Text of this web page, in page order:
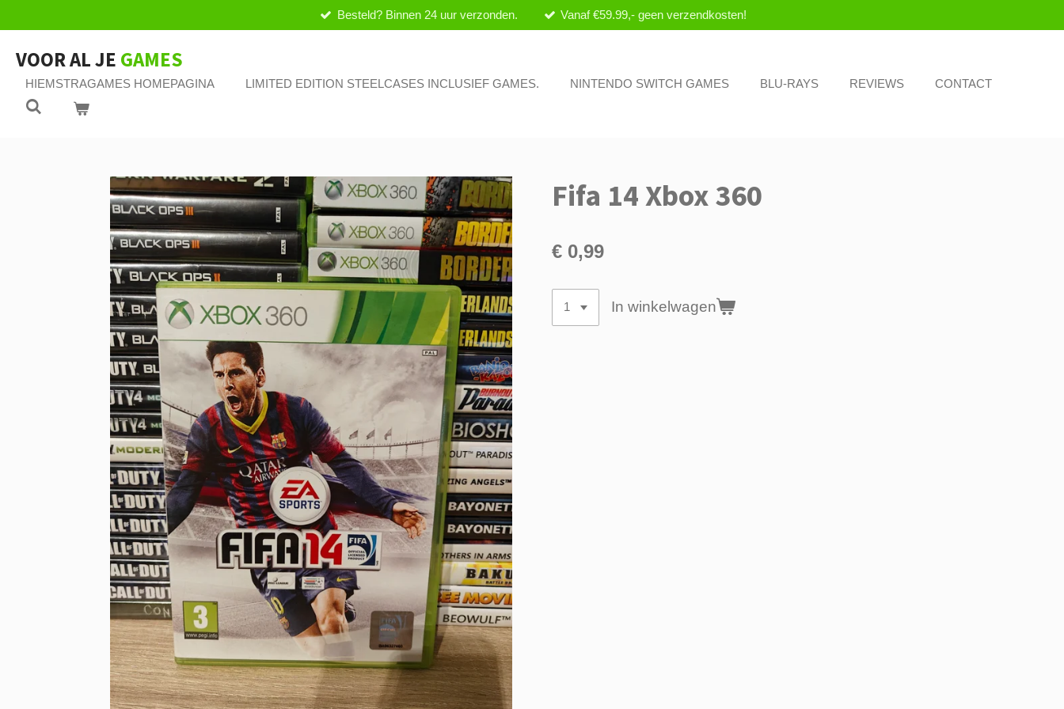
direct
naar
de
hoofdinhoud
Besteld? Binnen 24 uur verzonden. Vanaf €59.99,- geen verzendkosten!
VOOR AL JE GAMES
HIEMSTRAGAMES HOMEPAGINA LIMITED EDITION STEELCASES INCLUSIEF GAMES. NINTENDO SWITCH GAMES BLU-RAYS REVIEWS CONTACT
Fifa 14 Xbox 360
€ 0,99
In winkelwagen